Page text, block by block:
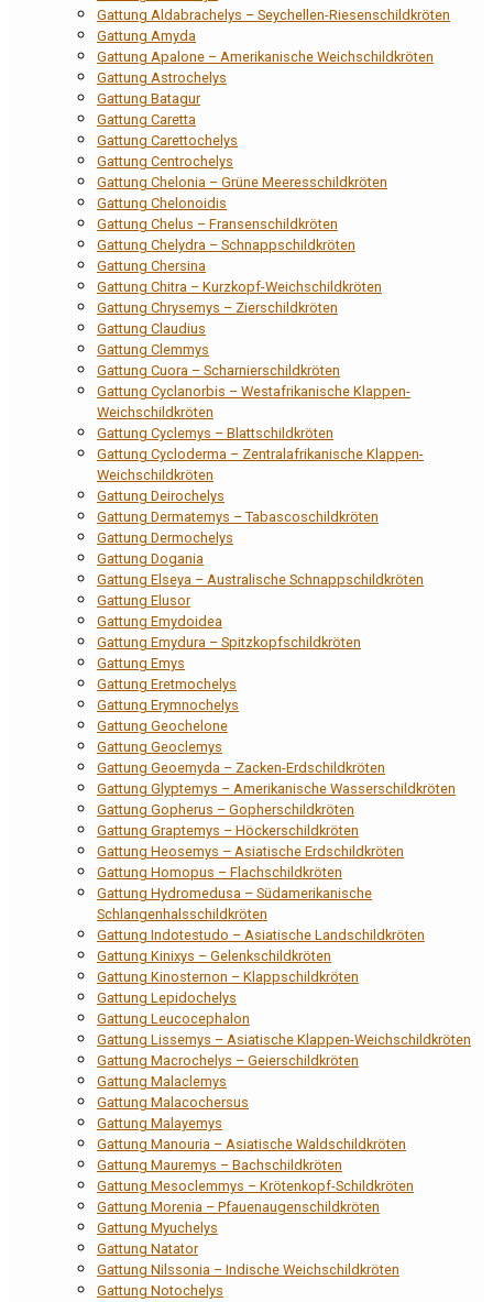
Gattung Aldabrachelys – Seychellen-Riesenschildkröten
Gattung Amyda
Gattung Apalone – Amerikanische Weichschildkröten
Gattung Astrochelys
Gattung Batagur
Gattung Caretta
Gattung Carettochelys
Gattung Centrochelys
Gattung Chelonia – Grüne Meeresschildkröten
Gattung Chelonoidis
Gattung Chelus – Fransenschildkröten
Gattung Chelydra – Schnappschildkröten
Gattung Chersina
Gattung Chitra – Kurzkopf-Weichschildkröten
Gattung Chrysemys – Zierschildkröten
Gattung Claudius
Gattung Clemmys
Gattung Cuora – Scharnierschildkröten
Gattung Cyclanorbis – Westafrikanische Klappen-
Weichschildkröten
Gattung Cyclemys – Blattschildkröten
Gattung Cycloderma – Zentralafrikanische Klappen-
Weichschildkröten
Gattung Deirochelys
Gattung Dermatemys – Tabascoschildkröten
Gattung Dermochelys
Gattung Dogania
Gattung Elseya – Australische Schnappschildkröten
Gattung Elusor
Gattung Emydoidea
Gattung Emydura – Spitzkopfschildkröten
Gattung Emys
Gattung Eretmochelys
Gattung Erymnochelys
Gattung Geochelone
Gattung Geoclemys
Gattung Geoemyda – Zacken-Erdschildkröten
Gattung Glyptemys – Amerikanische Wasserschildkröten
Gattung Gopherus – Gopherschildkröten
Gattung Graptemys – Höckerschildkröten
Gattung Heosemys – Asiatische Erdschildkröten
Gattung Homopus – Flachschildkröten
Gattung Hydromedusa – Südamerikanische
Schlangenhalsschildkröten
Gattung Indotestudo – Asiatische Landschildkröten
Gattung Kinixys – Gelenkschildkröten
Gattung Kinosternon – Klappschildkröten
Gattung Lepidochelys
Gattung Leucocephalon
Gattung Lissemys – Asiatische Klappen-Weichschildkröten
Gattung Macrochelys – Geierschildkröten
Gattung Malaclemys
Gattung Malacochersus
Gattung Malayemys
Gattung Manouria – Asiatische Waldschildkröten
Gattung Mauremys – Bachschildkröten
Gattung Mesoclemmys – Krötenkopf-Schildkröten
Gattung Morenia – Pfauenaugenschildkröten
Gattung Myuchelys
Gattung Natator
Gattung Nilssonia – Indische Weichschildkröten
Gattung Notochelys